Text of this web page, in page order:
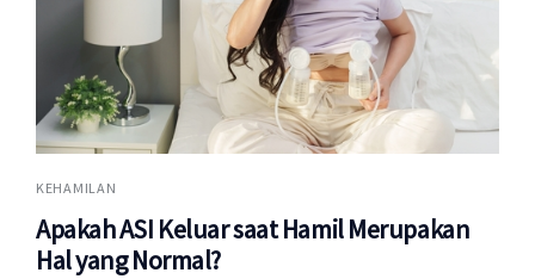
KEHAMILAN
Apakah ASI Keluar saat Hamil Merupakan
Hal yang Normal?